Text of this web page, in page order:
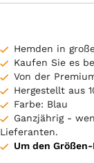
Hemden in
Kaufen Sie es
Von der
Hergestellt aus
Farbe: Blau
Ganzjährig -
Lieferanten.
Um den